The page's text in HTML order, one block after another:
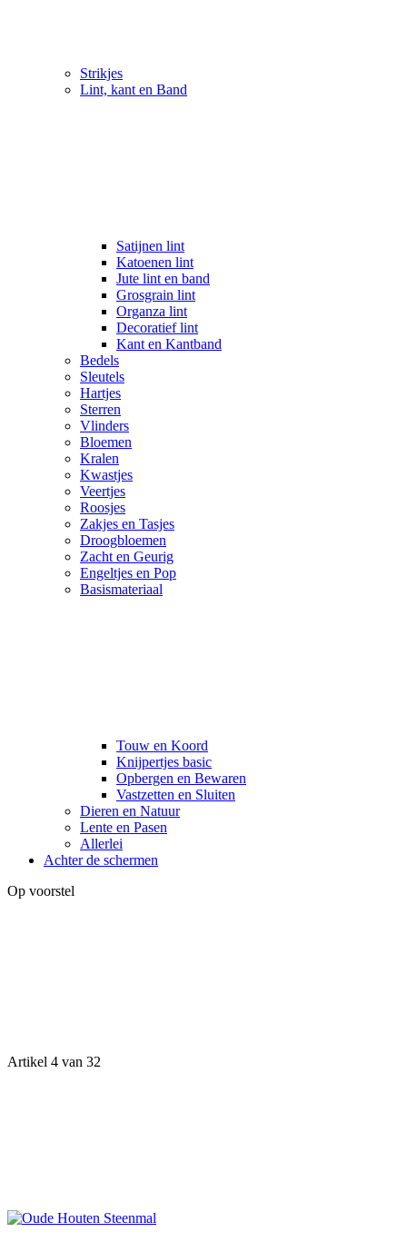
Strikjes
Lint, kant en Band
Satijnen lint
Katoenen lint
Jute lint en band
Grosgrain lint
Organza lint
Decoratief lint
Kant en Kantband
Bedels
Sleutels
Hartjes
Sterren
Vlinders
Bloemen
Kralen
Kwastjes
Veertjes
Roosjes
Zakjes en Tasjes
Droogbloemen
Zacht en Geurig
Engeltjes en Pop
Basismateriaal
Touw en Koord
Knijpertjes basic
Opbergen en Bewaren
Vastzetten en Sluiten
Dieren en Natuur
Lente en Pasen
Allerlei
Achter de schermen
Op voorstel
Artikel 4 van 32